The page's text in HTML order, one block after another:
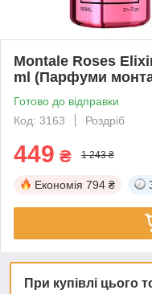
Montale Roses
ml (Парфуми
Готово до відправки
Код: 3163
Роздріб
449 ₴ 1 243 ₴
Економія 794 ₴
При купівлі цього